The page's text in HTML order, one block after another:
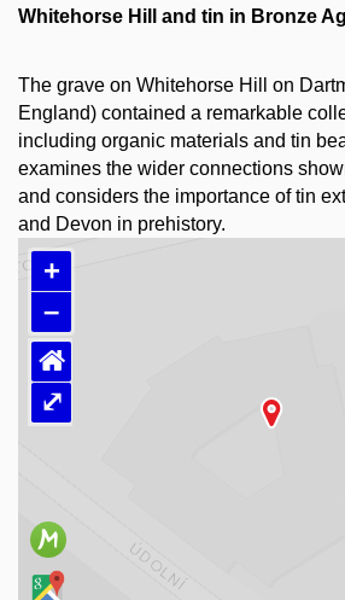
Whitehorse Hill and tin in Bronze
The grave on Whitehorse Hill on
England) contained a remarkable
including organic materials and tin
examines the wider connections
and considers the importance of tin
and Devon in prehistory.
+
–
⌂
⤢